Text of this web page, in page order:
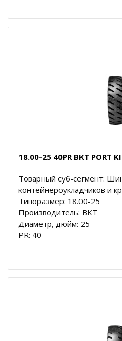
18.00-25 40PR BKT PORT
Товарный суб-сегмент:
контейнероукладчиков и
Типоразмер: 18.00-25
Производитель: BKT
Диаметр, дюйм: 25
PR: 40